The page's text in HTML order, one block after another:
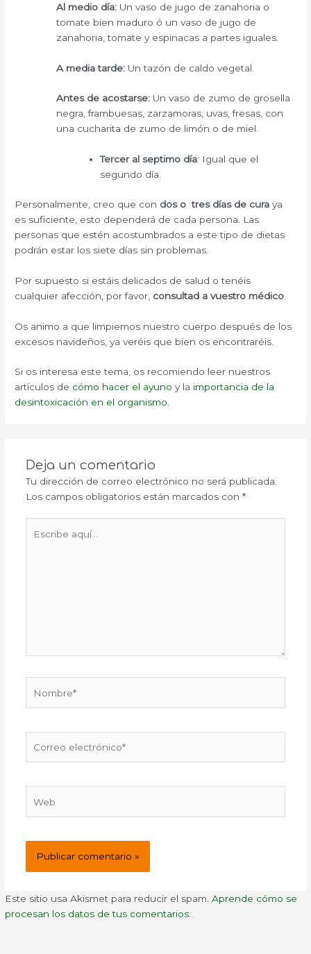
Al medio día: Un vaso de jugo de zanahoria o
tomate bien maduro ó un vaso de jugo de
zanahoria, tomate y espinacas a partes iguales.
A media tarde: Un tazón de caldo vegetal.
Antes de acostarse: Un vaso de zumo de grosella
negra, frambuesas, zarzamoras, uvas, fresas, con
una cucharita de zumo de limón o de miel.
Tercer al septimo día: Igual que el
segundo día.
Personalmente, creo que con dos o tres días de cura ya
es suficiente, esto dependerá de cada persona. Las
personas que estén acostumbrados a este tipo de dietas
podrán estar los siete días sin problemas.
Por supuesto si estáis delicados de salud o tenéis
cualquier afección, por favor, consultad a vuestro médico
Os animo a que limpiemos nuestro cuerpo después de los
excesos navideños, ya veréis que bien os encontraréis.
Si os interesa este tema, os recomiendo leer nuestros
artículos de cómo hacer el ayuno y la importancia de la
desintoxicación en el organismo.
Deja un comentario
Tu dirección de correo electrónico no será publicada.
Los campos obligatorios están marcados con *
aquí...
electrónico*
Este sitio usa Akismet para reducir el spam.Aprende cómo se
procesan los datos de tus comentarios.